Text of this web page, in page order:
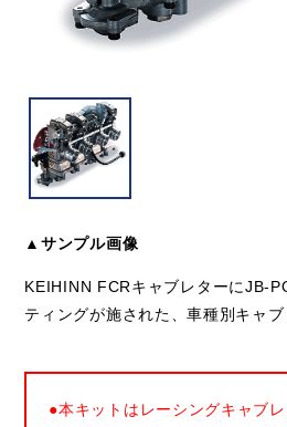
▲サンプル画像
KEIHINN FCRキャブレターにJB-
ティングが施された、車種別キャブ
●本キットはレーシングキャブ